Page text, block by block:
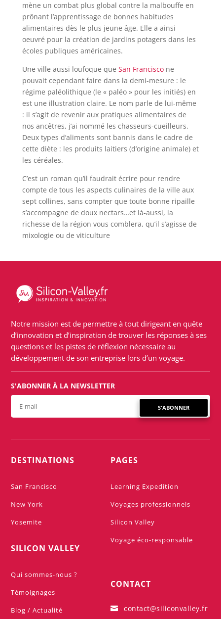
mène un combat plus global contre la malbouffe en
prônant l’apprentissage de bonnes habitudes
alimentaires dès le plus jeune âge. Elle a ainsi
oeuvré pour la création de jardins potagers dans les
écoles publiques américaines.
Une ville aussi loufoque que San Franciscone
pouvait cependant faire dans la demi-mesure : le
régime paléolithique (le « paléo » pour les initiés) en
est une illustration claire. Le nom parle de lui-même
: il s’agit de revenir aux pratiques alimentaires de
nos ancêtres, j’ai nommé les chasseurs-cueilleurs.
Deux types d’aliments sont bannis dans le cadre de
cette diète : les produits laitiers (d’origine animale) et
les céréales.
C’est un roman qu’il faudrait écrire pour rendre
compte de tous les aspects culinaires de la ville aux
sept collines, sans compter que toute bonne ripaille
s’accompagne de doux nectars…et là-aussi, la
richesse de la région vous comblera, qu’il s’agisse de
mixologie ou de viticulture
Notre mission est de permettre à tout dirigeant en quête
d’innovation et d’inspiration de trouver les réponses à ses
questions et les pistes de réflexion nécessaire au
développement de son entreprise lors d’un voyage.
S'ABONNER À LA NEWSLETTER
S'ABONNER
DESTINATIONS
San Francisco
New York
Yosemite
SILICON VALLEY
Qui sommes-nous ?
Témoignages
Blog / Actualité
PAGES
Learning Expedition
Voyages professionnels
Silicon Valley
Voyage éco-responsable
CONTACT
 contact@siliconvalley.fr